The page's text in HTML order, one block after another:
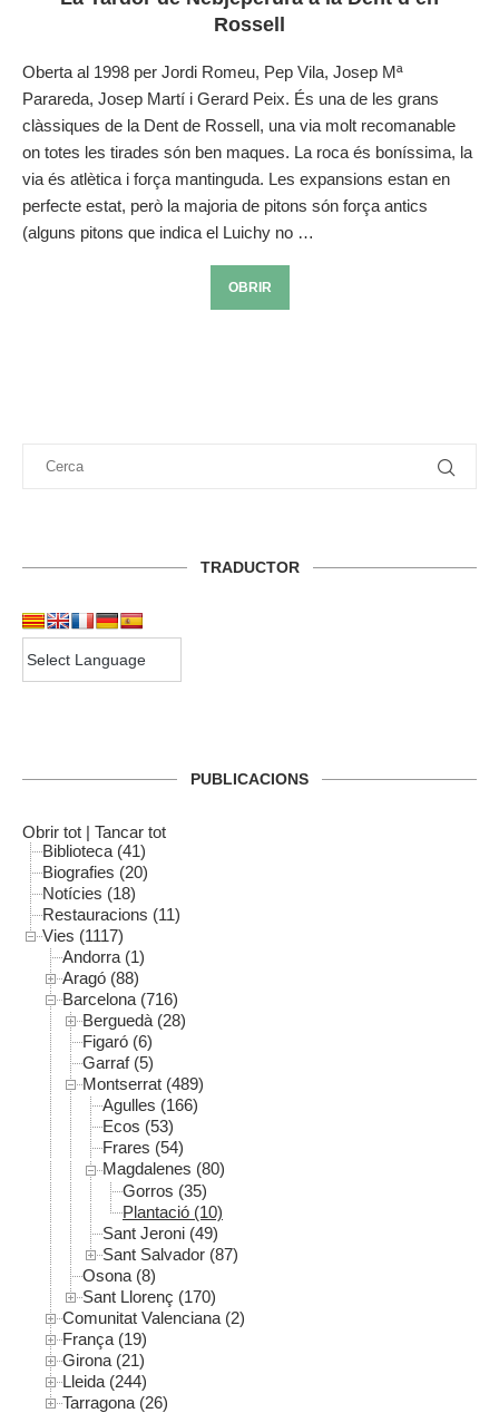
Rossell
Oberta al 1998 per Jordi Romeu, Pep Vila, Josep Mª
Parareda, Josep Martí i Gerard Peix. És una de les grans
clàssiques de la Dent de Rossell, una via molt recomanable
on totes les tirades són ben maques. La roca és boníssima, la
via és atlètica i força mantinguda. Les expansions estan en
perfecte estat, però la majoria de pitons són força antics
(alguns pitons que indica el Luichy no …
OBRIR
TRADUCTOR
PUBLICACIONS
Obrir tot | Tancar tot
Biblioteca (41)
Biografies (20)
Notícies (18)
Restauracions (11)
Vies (1117)
Andorra (1)
Aragó (88)
Barcelona (716)
Berguedà (28)
Figaró (6)
Garraf (5)
Montserrat (489)
Agulles (166)
Ecos (53)
Frares (54)
Magdalenes (80)
Gorros (35)
Plantació (10)
Sant Jeroni (49)
Sant Salvador (87)
Osona (8)
Sant Llorenç (170)
Comunitat Valenciana (2)
França (19)
Girona (21)
Lleida (244)
Tarragona (26)